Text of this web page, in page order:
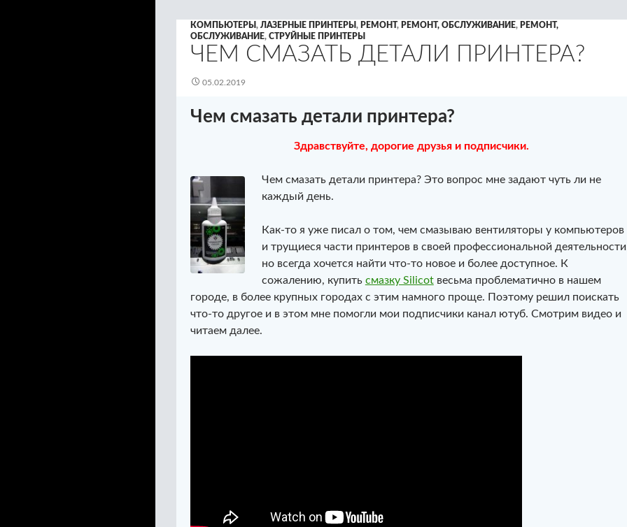
КОМПЬЮТЕРЫ , ЛАЗЕРНЫЕ ПРИНТЕРЫ , РЕМОНТ, РЕМОНТ, ОБСЛУЖИВАНИЕ, РЕМОНТ,
ОБСЛУЖИВАНИЕ, СТРУЙНЫЕ ПРИНТЕРЫ
ЧЕМ СМАЗАТЬ ДЕТАЛИ ПРИНТЕРА?
05.02.2019
Чем смазать детали принтера?
Здравствуйте, дорогие друзья и подписчики.
Чем смазать детали принтера? Это вопрос мне задают чуть ли не
каждый день.
Как-то я уже писал о том, чем смазываю вентиляторы у компьютеров
и трущиеся части принтеров в своей профессиональной
но всегда хочется найти что-то новое и более доступное. К
сожалению, купить смазку Silicotвесьма проблематично в нашем
городе, в более крупных городах с этим намного проще. Поэтому решил поискать
что-то другое и в этом мне помогли мои подписчики канал ютуб. Смотрим видео и
читаем далее.